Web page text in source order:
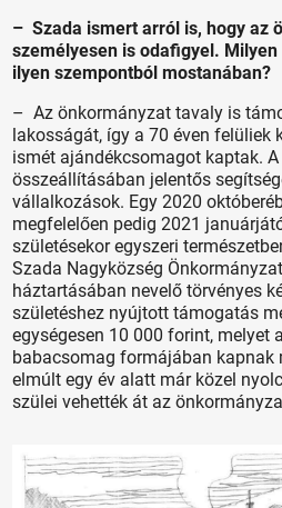
– Szada ismert arról is, hogy az
személyesen is odafigyel.
ilyen szempontból mostanában?
– Az önkormányzat tavaly is
lakosságát, így a 70 éven felüliek
ismét ajándékcsomagot kaptak.
összeállításában jelentős
vállalkozások. Egy 2020
megfelelően pedig 2021
születésekor egyszeri
Szada Nagyközség
háztartásában nevelő törvényes
születéshez nyújtott támogatás
egységesen 10 000 forint, melyet
babacsomag formájában kapnak
elmúlt egy év alatt már közel
szülei vehették át az